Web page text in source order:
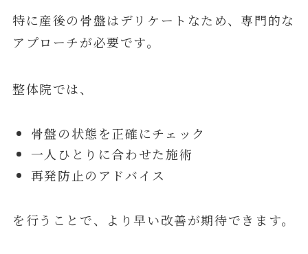
特に産後の骨盤はデリケートなため、専門的な
アプローチが必要です。
整体院では、
骨盤の状態を正確にチェック
一人ひとりに合わせた施術
再発防止のアドバイス
を行うことで、より早い改善が期待できます。